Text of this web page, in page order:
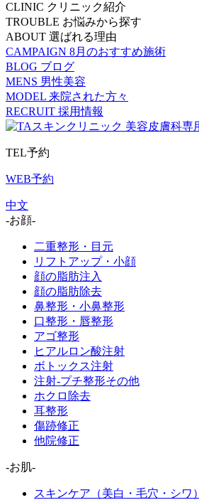
CLINIC クリニック紹介
TROUBLE お悩みから探す
ABOUT 選ばれる理由
CAMPAIGN 8月のおすすめ施術
BLOG ブログ
MENS 男性美容
MODEL 来院された方々
RECRUIT 採用情報
TEL予約
WEB予約
中文
-お顔-
二重整形・目元
リフトアップ・小顔
顔の脂肪注入
顔の脂肪除去
鼻整形・小鼻整形
口整形・唇整形
アゴ整形
ヒアルロン酸注射
ボトックス注射
注射-プチ整形その他
ホクロ除去
耳整形
傷跡修正
他院修正
-お肌-
スキンケア（美白・毛穴・シワ）